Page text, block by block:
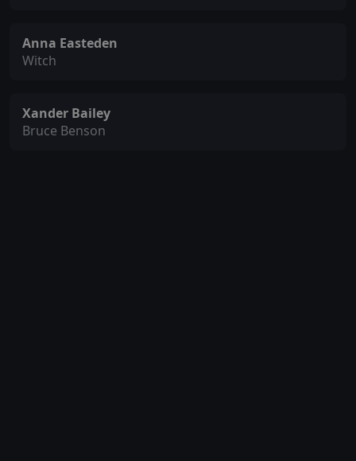
Anna Easteden
Witch
Xander Bailey
Bruce Benson